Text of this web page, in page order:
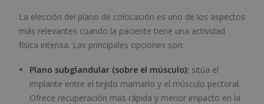
La elección del plano de colocación es uno de los aspectos
más relevantes cuando la paciente tiene una actividad
física intensa. Las principales opciones son:
Plano subglandular (sobre el músculo): sitúa el
implante entre el tejido mamario y el músculo pectoral.
Ofrece recuperación más rápida y menor impacto en la